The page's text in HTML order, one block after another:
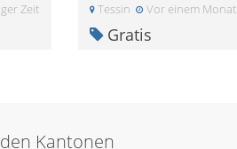
Zeit Tessin Vor einem Monat
Gratis
Kantonen